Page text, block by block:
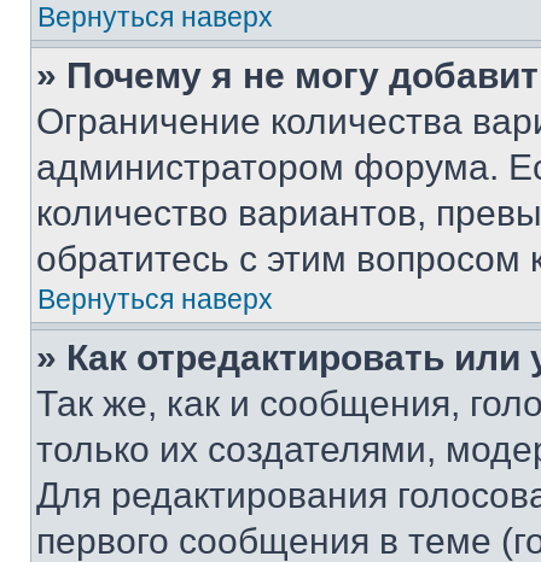
Вернуться наверх
» Почему я не могу
Ограничение количества
администратором форума.
количество вариантов,
обратитесь с этим вопросом
Вернуться наверх
» Как отредактировать
Так же, как и сообщения,
только их создателями,
Для редактирования
первого сообщения в теме